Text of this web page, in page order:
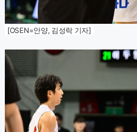
[OSEN=안양, 김성락 기자]